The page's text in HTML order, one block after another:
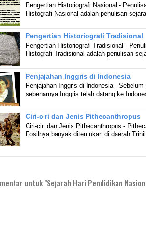
Pengertian Historiografi Nasional -
Histografi Nasional adalah penulisan
Pengertian Historiografi Tradisional
Pengertian Historiografi Tradisional -
Histografi Tradisional adalah penulisan
Penjajahan Inggris di Indonesia
Penjajahan Inggris di Indonesia - Sebelum
sebenarnya Inggris telah datang ke
Ciri-ciri dan Jenis Pithecanthropus
Ciri-ciri dan Jenis Pithecanthropus -
Fosilnya banyak ditemukan di daerah
untuk "Sejarah Hari Pendidikan